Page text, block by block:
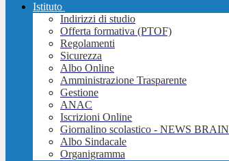
Istituto
Indirizzi di studio
Offerta formativa (PTOF)
Regolamenti
Sicurezza
Albo Online
Amministrazione Trasparente
Gestione
ANAC
Iscrizioni Online
Giornalino scolastico - NEWS BRAIN
Albo Sindacale
Organigramma